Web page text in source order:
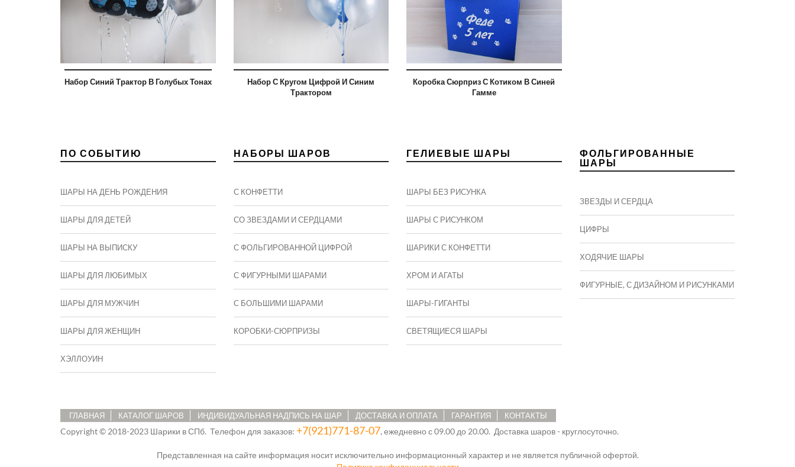
Набор Синий Трактор В Голубых Тонах
Набор С Кругом Цифрой И Синим
Трактором
Коробка Сюрприз С Котиком В Синей
Гамме
ПО СОБЫТИЮ
ШАРЫ НА ДЕНЬ РОЖДЕНИЯ
ШАРЫ ДЛЯ ДЕТЕЙ
ШАРЫ НА ВЫПИСКУ
ШАРЫ ДЛЯ ЛЮБИМЫХ
ШАРЫ ДЛЯ МУЖЧИН
ШАРЫ ДЛЯ ЖЕНЩИН
ХЭЛЛОУИН
НАБОРЫ ШАРОВ
С КОНФЕТТИ
СО ЗВЕЗДАМИ И СЕРДЦАМИ
С ФОЛЬГИРОВАННОЙ ЦИФРОЙ
С ФИГУРНЫМИ ШАРАМИ
C БОЛЬШИМИ ШАРАМИ
КОРОБКИ-СЮРПРИЗЫ
ГЕЛИЕВЫЕ ШАРЫ
ШАРЫ БЕЗ РИСУНКА
ШАРЫ С РИСУНКОМ
ШАРИКИ С КОНФЕТТИ
ХРОМ И АГАТЫ
ШАРЫ-ГИГАНТЫ
СВЕТЯЩИЕСЯ ШАРЫ
ФОЛЬГИРОВАННЫЕ
ШАРЫ
ЗВЕЗДЫ И СЕРДЦА
ЦИФРЫ
ХОДЯЧИЕ ШАРЫ
ФИГУРНЫЕ, С ДИЗАЙНОМ И РИСУНКАМИ
ГЛАВНАЯ КАТАЛОГ ШАРОВ ИНДИВИДУАЛЬНАЯ НАДПИСЬ НА ШАР ДОСТАВКА И ОПЛАТА ГАРАНТИЯ КОНТАКТЫ
Copyright © 2018-2023 Шарики в СПб. Телефон для заказов: +7(921)771-87-07, ежедневно с 09.00 до 20.00. Доставка шаров - круглосуточно.
Представленная на сайте информация носит исключительно информационный характер и не является публичной офертой.